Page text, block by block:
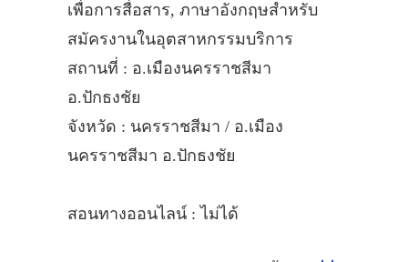
เพื่อการสื่อสาร, ภาษาอังกฤษสำหรับ
สมัครงานในอุตสาหกรรมบริการ
สถานที่ : อ.เมืองนครราชสีมา
อ.ปักธงชัย
จังหวัด : นครราชสีมา / อ.เมือง
นครราชสีมา อ.ปักธงชัย
สอนทางออนไลน์ : ไม่ได้